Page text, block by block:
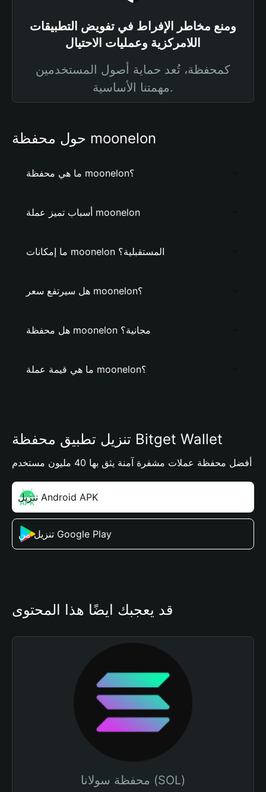
ومنع مخاطر الإفراط في تفويض التطبيقات
اللامركزية وعمليات الاحتيال
كمحفظة، تُعد حماية أصول المستخدمين
مهمتنا الأساسية.
حول محفظة moonelon
ما هي محفظة moonelon؟
أسباب تميز عملة moonelon
ما إمكانات moonelon المستقبلية؟
هل سيرتفع سعر moonelon؟
هل محفظة moonelon مجانية؟
ما هي قيمة عملة moonelon؟
تنزيل تطبيق محفظة Bitget Wallet
أفضل محفظة عملات مشفرة آمنة يثق بها 40 مليون مستخدم
تنزيل Android APK
تنزيل من Google Play
قد يعجبك أيضًا هذا المحتوى
محفظة سولانا (SOL)